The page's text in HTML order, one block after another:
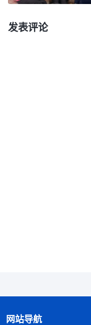
太可憎，时时处处
算。本来我就觉得
着我的存心欲望给
时，也使我看到自
发表评论
网站导航